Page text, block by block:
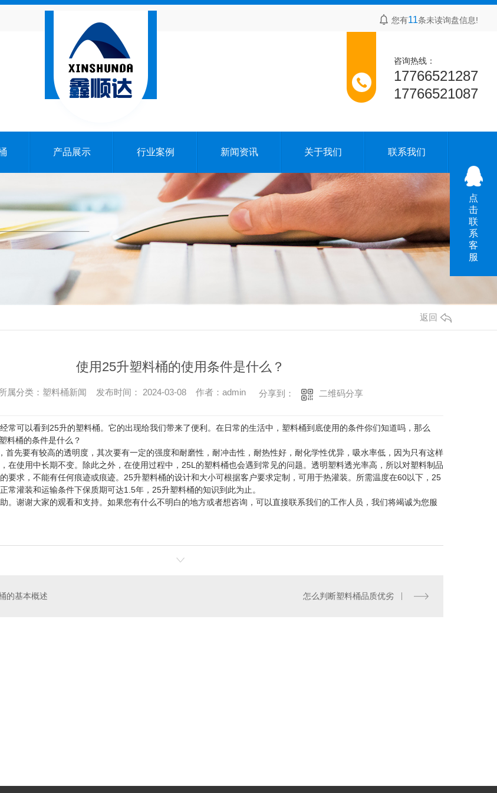
您有11条未读询盘信息!
咨询热线：
17766521287
17766521087
产品展示 行业案例 新闻资讯 关于我们 联系我们
返回
使用25升塑料桶的使用条件是什么？
所属分类：塑料桶新闻 发布时间： 2024-03-08 作者： admin 分享到： 二维码分享
常可以看到25升的塑料桶。它的出现给我们带来了便利。在日常的生活中，塑料桶到底使用的条件你们知道吗，那么
料桶的条件是什么？
首先要有较高的透明度，其次要有一定的强度和耐磨性，耐冲击性，耐热性好，耐化学性优异，吸水率低，因为只有这样
在使用中长期不变。除此之外，在使用过程中，25L的塑料桶也会遇到常见的问题。透明塑料透光率高，所以对塑料制品
要求，不能有任何痕迹或痕迹。25升塑料桶的设计和大小可根据客户要求定制，可用于热灌装。所需温度在60以下，25
常灌装和运输条件下保质期可达1.5年，25升塑料桶的知识到此为止。
。谢谢大家的观看和支持。如果您有什么不明白的地方或者想咨询，可以直接联系我们的工作人员，我们将竭诚为您服
的基本概述 怎么判断塑料桶品质优劣
点
击
联
系
客
服